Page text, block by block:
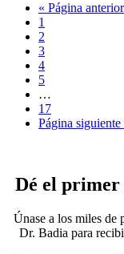
« Página anterior
1
2
3
4
5
…
17
Página siguiente
Dé el primer
Únase a los miles de
Dr. Badia para